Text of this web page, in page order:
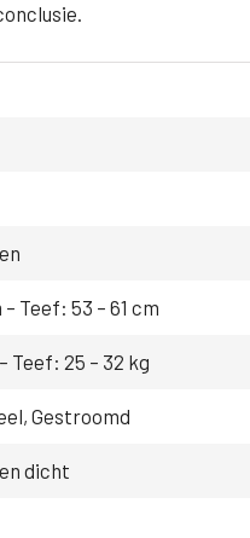
Teef: 53 – 61 cm
Teef: 25 – 32 kg
Gestroomd
dicht